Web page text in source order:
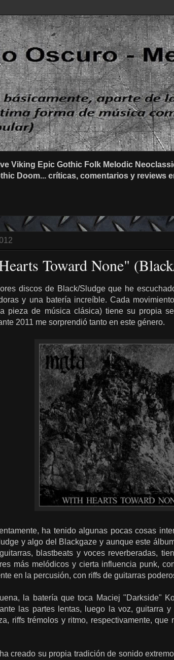
Viking Epic Gothic Folk Melodic
Doom... críticas, comentarios y reviews
Toward None"
discos de Black/Sludge que he
y una batería increíble. Cada
pieza de música clásica) tiene su propia
2011 me sorprendió tanto en este género.
ha tenido algunas pocas cosas
y algo del Blackgaze y aunque este
blastbeats y voces reverberadas,
más melódicos y cierta influencia punk,
en la percusión, con riffs de guitarras
la batería que toca Maciej "Darkside"
las partes lentas, luego la voz, guitarra
riffs trémolos y ritmo, respectivamente,
creado su propia tradición de sonido